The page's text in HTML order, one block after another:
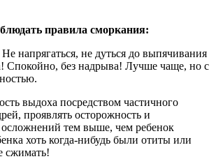
правила сморкания:
напрягаться, не дуться до выпячивания
Спокойно, без надрыва! Лучше чаще, но с
выдоха посредством частичного
проявлять осторожность и
тем выше, чем ребенок
хоть когда-нибудь были отиты или
сжимать!